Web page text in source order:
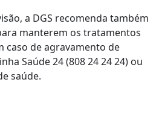
a DGS recomenda também
manterem os tratamentos
caso de agravamento de
Saúde 24 (808 24 24 24) ou
saúde.